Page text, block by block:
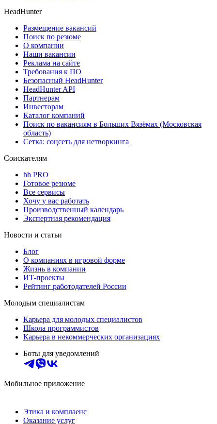
HeadHunter
Размещение вакансий
Поиск по резюме
О компании
Наши вакансии
Реклама на сайте
Требования к ПО
Безопасный HeadHunter
HeadHunter API
Партнерам
Инвесторам
Каталог компаний
Поиск по вакансиям в Больших Вязёмах (Московская
область)
Сетка: соцсеть для нетворкинга
Соискателям
hh PRO
Готовое резюме
Все сервисы
Хочу у вас работать
Производственный календарь
Экспертная рекомендация
Новости и статьи
Блог
О компаниях в игровой форме
Жизнь в компании
ИТ-проекты
Рейтинг работодателей России
Молодым специалистам
Карьера для молодых специалистов
Школа программистов
Карьера в некоммерческих организациях
Боты для уведомлений
Мобильное приложение
Этика и комплаенс
Оказание услуг